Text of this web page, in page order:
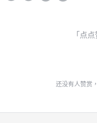
「点
还没有人赞赏